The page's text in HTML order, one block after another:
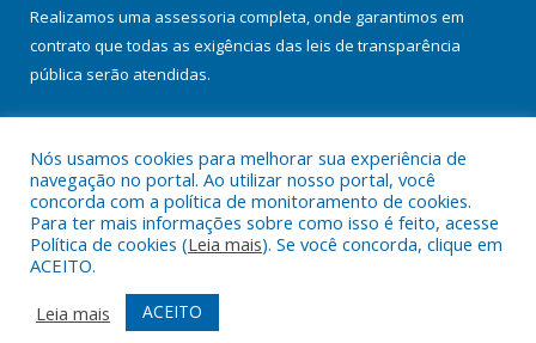
Realizamos uma assessoria completa, onde garantimos em
contrato que todas as exigências das leis de transparência
pública serão atendidas.
Todos os direitos reservados a Prefeitura Municipal de Baião.
Mapa do Site
Acessar Área Administrativa
Acessar Webmail
Nós usamos cookies para melhorar sua experiência de
navegação no portal. Ao utilizar nosso portal, você
concorda com a política de monitoramento de cookies.
Para ter mais informações sobre como isso é feito, acesse
Política de cookies (Leia mais). Se você concorda, clique em
ACEITO.
Leia mais
ACEITO